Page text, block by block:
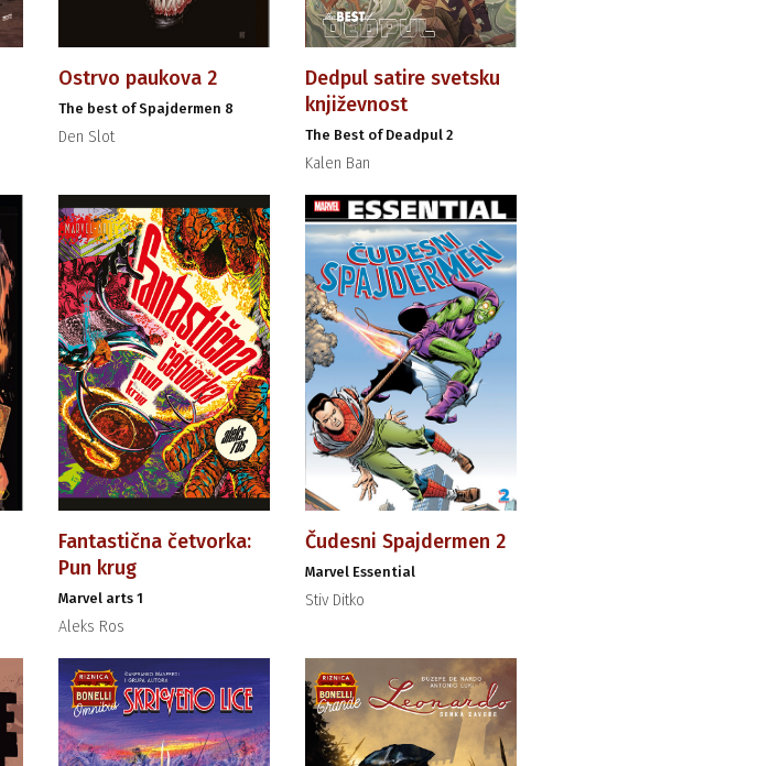
Ostrvo paukova 2
The best of Spajdermen 8
Den Slot
Dedpul satire svetsku
književnost
The Best of Deadpul 2
Kalen Ban
Fantastična četvorka:
Pun krug
Marvel arts 1
Aleks Ros
Čudesni Spajdermen 2
Marvel Essential
Stiv Ditko